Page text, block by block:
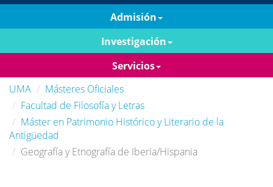
Admisión
Investigación
Servicios
UMA
Másteres Oficiales
Facultad de Filosofía y Letras
Máster en Patrimonio Histórico y Literario de la
Antigüedad
Geografía y Etnografía de Iberia/Hispania